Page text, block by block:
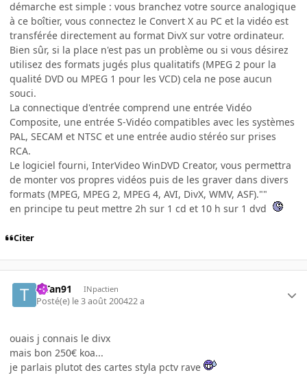
démarche est simple : vous branchez votre source analogique
à ce boîtier, vous connectez le Convert X au PC et la vidéo est
transférée directement au format DivX sur votre ordinateur.
Bien sûr, si la place n'est pas un problème ou si vous désirez
utilisez des formats jugés plus qualitatifs (MPEG 2 pour la
qualité DVD ou MPEG 1 pour les VCD) cela ne pose aucun
souci.
La connectique d'entrée comprend une entrée Vidéo
Composite, une entrée S-Vidéo compatibles avec les systèmes
PAL, SECAM et NTSC et une entrée audio stéréo sur prises
RCA.
Le logiciel fourni, InterVideo WinDVD Creator, vous permettra
de monter vos propres vidéos puis de les graver dans divers
formats (MPEG, MPEG 2, MPEG 4, AVI, DivX, WMV, ASF).""
en principe tu peut mettre 2h sur 1 cd et 10 h sur 1 dvd
Citer
TiTan91 INpactien
Posté(e) le 3 août 200422 a
ouais j connais le divx
mais bon 250€ koa...
je parlais plutot des cartes styla pctv rave